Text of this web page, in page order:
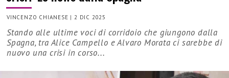
VINCENZO CHIANESE |2 DIC 2025
Stando alle ultime voci di corridoio che giungono dalla
Spagna, tra Alice Campello e Alvaro Morata ci sarebbe di
nuovo una crisi in corso...